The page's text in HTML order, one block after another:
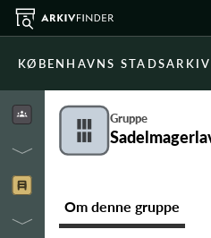
KØBENHAVNS STADSARKIV
Gruppe
Om denne gruppe